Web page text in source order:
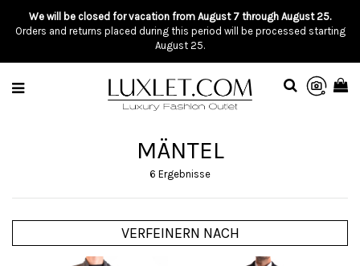
We will be closed for vacation from August 7 through August 25.
Orders and returns placed during this period will be processed starting
August 25.
MÄNTEL
6 Ergebnisse
VERFEINERN NACH